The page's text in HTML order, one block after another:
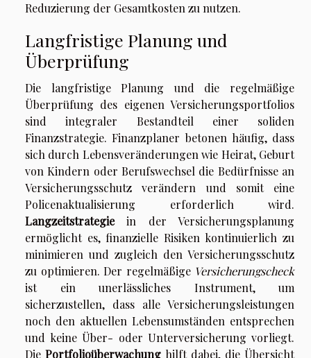
Reduzierung der Gesamtkosten zu nutzen.
Langfristige Planung und
Überprüfung
Die langfristige Planung und die regelmäßige
Überprüfung des eigenen Versicherungsportfolios
sind integraler Bestandteil einer soliden
Finanzstrategie. Finanzplaner betonen häufig, dass
sich durch Lebensveränderungen wie Heirat, Geburt
von Kindern oder Berufswechsel die Bedürfnisse an
Versicherungsschutz verändern und somit eine
Policenaktualisierung erforderlich wird.
Langzeitstrategiein der Versicherungsplanung
ermöglicht es, finanzielle Risiken kontinuierlich zu
minimieren und zugleich den Versicherungsschutz
zu optimieren. Der regelmäßige Versicherungscheck
ist ein unerlässliches Instrument, um
sicherzustellen, dass alle Versicherungsleistungen
noch den aktuellen Lebensumständen entsprechen
und keine Über- oder Unterversicherung vorliegt.
Die Portfolioüberwachung hilft dabei, die Übersicht